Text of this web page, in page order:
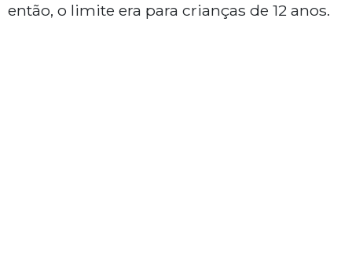
então, o limite era para crianças de 12 anos.